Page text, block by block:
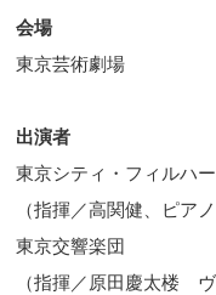
会場
東京芸術劇場
出演者
東京シティ・フィルハ
（指揮／高関健、ピア
東京交響楽団
（指揮／原田慶太楼